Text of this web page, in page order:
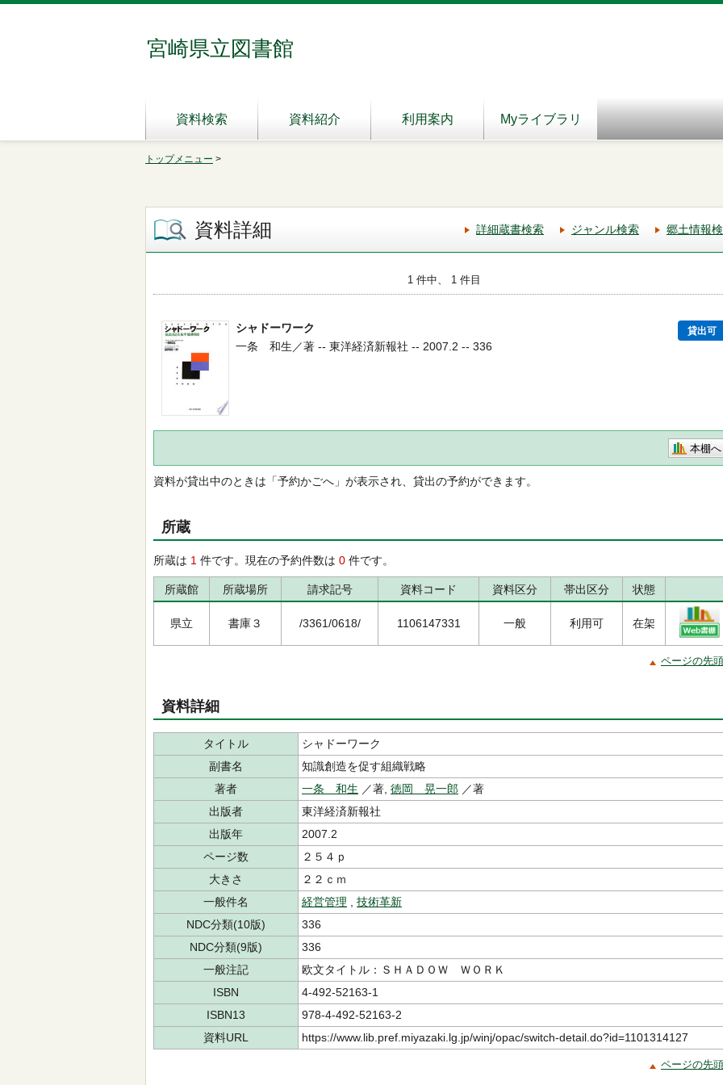
宮崎県立図書館
資料検索 資料紹介 利用案内 Myライブラリ
トップメニュー >
資料詳細 詳細蔵書検索 ジャンル検索 郷土情報
1 件中、 1 件目
シャドーワーク 貸出可
一条 和生／著 -- 東洋経済新報社 -- 2007.2 -- 336
本棚へ
資料が貸出中のときは「予約かごへ」が表示され、貸出の予約ができます。
所蔵
所蔵は 1 件です。現在の予約件数は 0 件です。
所蔵館 所蔵場所 請求記号 資料コード 資料区分 帯出区分 状態
県立 書庫３ /3361/0618/ 1106147331 一般 利用可 在架
ページの先
資料詳細
タイトル
シャドーワーク
副書名
知識創造を促す組織戦略
著者
一条 和生 ／著, 徳岡 晃一郎 ／著
出版者
東洋経済新報社
出版年
2007.2
ページ数
２５４ｐ
大きさ
２２ｃｍ
一般件名
経営管理
技術革新
NDC分類(10版)
336
NDC分類(9版)
336
一般注記
欧文タイトル：ＳＨＡＤＯＷ ＷＯＲＫ
ISBN
4-492-52163-1
ISBN13
978-4-492-52163-2
資料URL
https://www.lib.pref.miyazaki.lg.jp/winj/opac/switch-detail.do?id=1101314127
ページの先